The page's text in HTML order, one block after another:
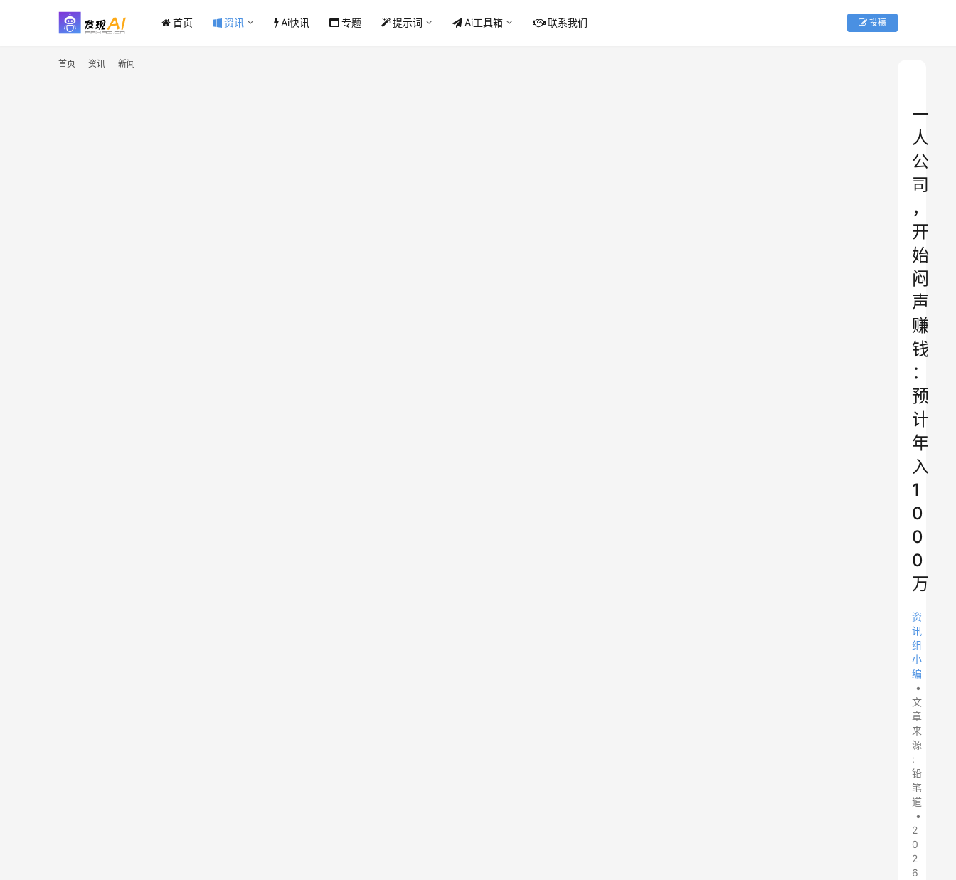
首页 资讯 Ai快讯 专题 提示词 Ai工具箱 联系我们 投稿
首页 资讯 新闻
一
人
公
司
，
开
始
闷
声
赚
钱
：
预
计
年
入
1
0
0
0
万
资
讯
组
小
编
•
文
章
来
源
:
铅
笔
道
•
2
0
2
6